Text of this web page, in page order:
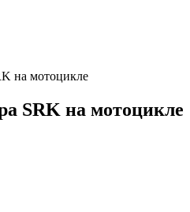
на мотоцикле
SRK на мотоцикле